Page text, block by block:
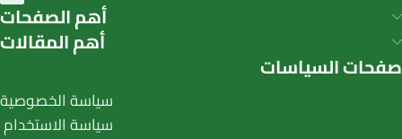
أهم الصفحات
أهم المقالات
صفحات السياسات
سياسة الخصوصية
سياسة الاستخدام